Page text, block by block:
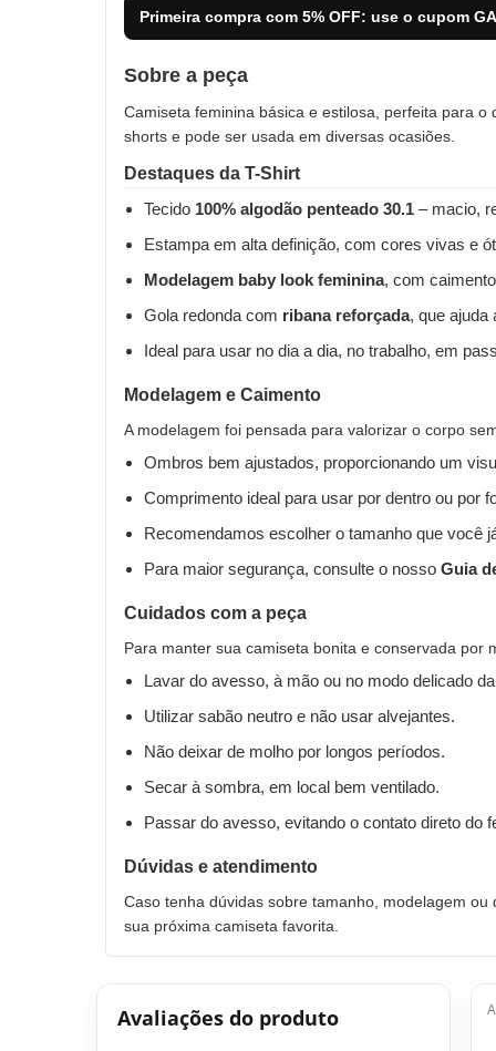
Primeira compra com 5% OFF: use o cupom
Sobre a peça
Camiseta feminina básica e estilosa, perfeita para
shorts e pode ser usada em diversas ocasiões.
Destaques da T-Shirt
Tecido 100% algodão penteado 30.1 – macio,
Estampa em alta definição, com cores vivas e
Modelagem baby look feminina, com
Gola redonda com ribana reforçada, que ajuda
Ideal para usar no dia a dia, no trabalho, em
Modelagem e Caimento
A modelagem foi pensada para valorizar o corpo
Ombros bem ajustados, proporcionando um
Comprimento ideal para usar por dentro ou por
Recomendamos escolher o tamanho que você
Para maior segurança, consulte o nosso Guia
Cuidados com a peça
Para manter sua camiseta bonita e conservada por
Lavar do avesso, à mão ou no modo delicado
Utilizar sabão neutro e não usar alvejantes.
Não deixar de molho por longos períodos.
Secar à sombra, em local bem ventilado.
Passar do avesso, evitando o contato direto do
Dúvidas e atendimento
Caso tenha dúvidas sobre tamanho, modelagem
sua próxima camiseta favorita.
Avaliações do produto